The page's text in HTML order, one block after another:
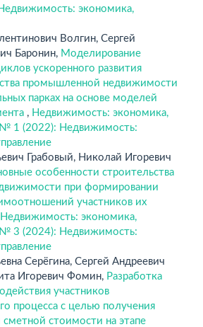
экономика,
Волгин, Сергей
Баронин, Моделирование
ускоренного развития
промышленной недвижимости
парках на основе моделей
, Недвижимость: экономика,
№ 1 (2022): Недвижимость:
Грабовый, Николай Игоревич
особенности строительства
при формировании
участников их
Недвижимость: экономика,
№ 3 (2024): Недвижимость:
Серёгина, Сергей Андреевич
Игоревич Фомин, Разработка
участников
процесса с целью получения
сметной стоимости на этапе